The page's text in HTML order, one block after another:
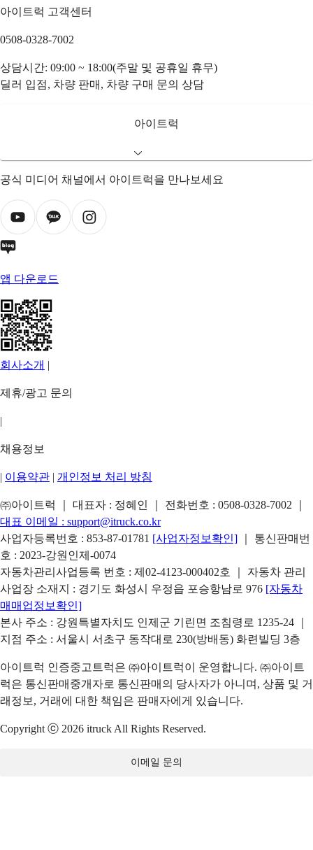
아이트럭 고객센터
0508-0328-7002
상담시간: 09:00 ~ 18:00(주말 및 공휴일 휴무)
딜러 입점, 차량 판매, 차량 구매 문의 상담
아이트럭
공식 미디어 채널에서 아이트럭을 만나보세요
앱 다운로드
회사소개 |
제휴/광고 문의
|
채용정보
| 이용약관 | 개인정보 처리 방침
㈜아이트럭 ｜ 대표자 : 정혜인 ｜ 전화번호 : 0508-0328-7002
대표 이메일 : support@itruck.co.kr
사업자등록번호 : 853-87-01781 [사업자정보확인]
｜ 통신판매번
호 : 2023-강원인제-0074
자동차관리사업등록 번호 : 제02-4123-000402호 ｜ 자동차 관리
사업장 소재지 : 경기도 화성시 우정읍 포승항남로 976 [자동차
매매업정보확인]
본사 주소 : 강원특별자치도 인제군 기린면 조침령로 1235-24 ｜
지점 주소 : 서울시 서초구 동작대로 230(방배동) 화련빌딩 3층
아이트럭 인증중고트럭은 ㈜아이트럭이 운영합니다. ㈜아이트
럭은 통신판매중개자로 통신판매의 당사자가 아니며, 상품 및 거
래정보, 거래에 대한 책임은 판매자에게 있습니다.
Copyright ⓒ 2026 itruck All Rights Reserved.
이메일 문의